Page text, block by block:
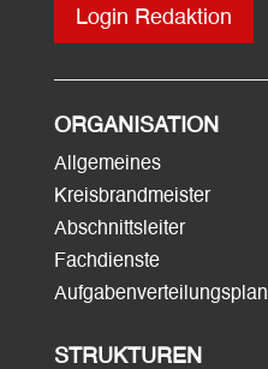
Login Redaktion
ORGANISATION
Allgemeines
Kreisbrandmeister
Abschnittsleiter
Fachdienste
Aufgabenverteilungsplan
STRUKTUREN